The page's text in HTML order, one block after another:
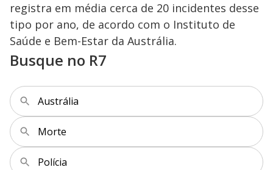
registra em média cerca de 20 incidentes desse
tipo por ano, de acordo com o Instituto de
Saúde e Bem-Estar da Austrália.
Busque no R7
Austrália
Morte
Polícia